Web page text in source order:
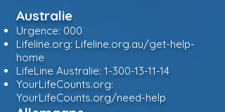
Australie
Urgence: 000
Lifeline.org: Lifeline.org.au/get-help-
home
LifeLine Australie: 1-300-13-11-14
YourLifeCounts.org:
YourLifeCounts.org/need-help